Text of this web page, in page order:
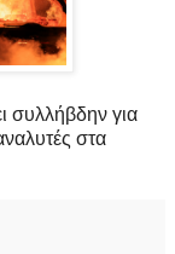
συλλήβδην για
στα